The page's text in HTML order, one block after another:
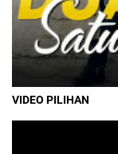
VIDEO PILIHAN